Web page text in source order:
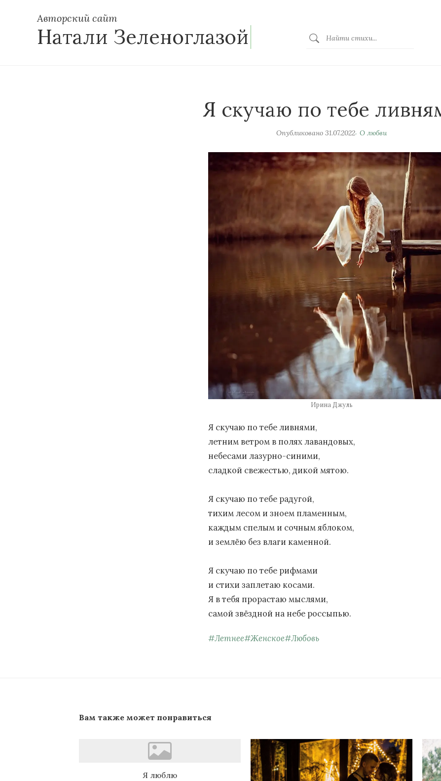
Авторский сайт
Натали Зеленоглазой
Я скучаю по тебе
Опубликовано 31.07.2022 О любви
Ирина Джуль
Я скучаю по тебе ливнями,
летним ветром в полях лавандовых,
небесами лазурно-синими,
сладкой свежестью, дикой мятою.
Я скучаю по тебе радугой,
тихим лесом и зноем пламенным,
каждым спелым и сочным яблоком,
и землёю без влаги каменной.
Я скучаю по тебе рифмами
и стихи заплетаю косами.
Я в тебя прорастаю мыслями,
самой звёздной на небе россыпью.
#Летнее#Женское#Любовь
Вам также может понравиться
Я люблю